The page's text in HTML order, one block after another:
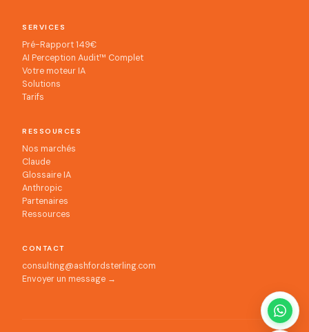
SERVICES
Pré-Rapport 149€
AI Perception Audit™ Complet
Votre moteur IA
Solutions
Tarifs
RESSOURCES
Nos marchés
Claude
Glossaire IA
Anthropic
Partenaires
Ressources
CONTACT
consulting@ashfordsterling.com
Envoyer un message →